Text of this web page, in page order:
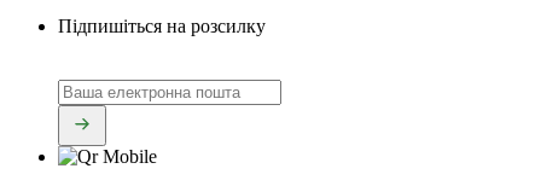
Підпишіться на розсилку